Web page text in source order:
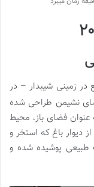
در زمینی شیبدار – در
نشیمن طراحی شده
فضای باز، محیط
دیوار باغ که استخر و
پوشیده شده و